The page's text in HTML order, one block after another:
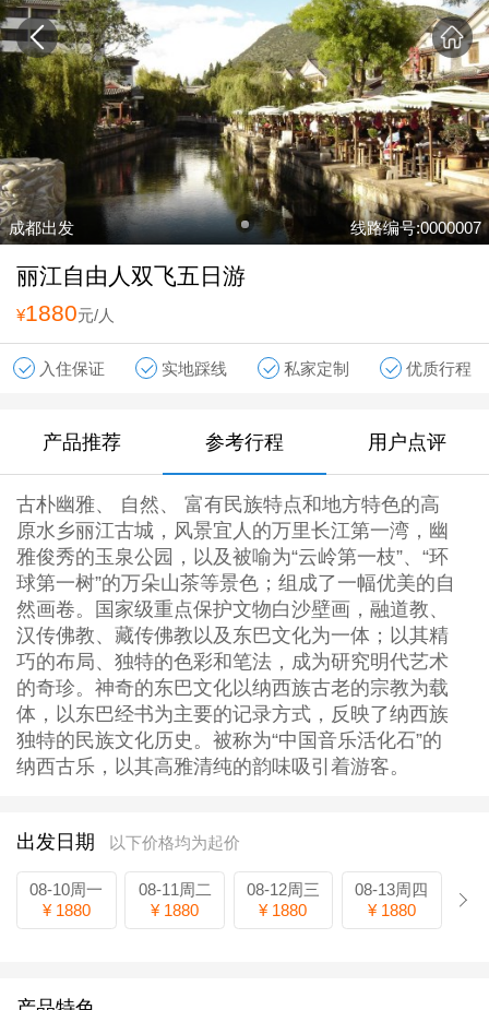
成都出发 线路编号:0000007
丽江自由人双飞五日游
¥1880元/人
入住保证 实地踩线 私家定制 优质行程
产品推荐 参考行程 用户点评
古朴幽雅、 自然、 富有民族特点和地方特色的高
原水乡丽江古城，风景宜人的万里长江第一湾，幽
雅俊秀的玉泉公园，以及被喻为“云岭第一枝”、“环
球第一树”的万朵山茶等景色；组成了一幅优美的自
然画卷。国家级重点保护文物白沙壁画，融道教、
汉传佛教、藏传佛教以及东巴文化为一体；以其精
巧的布局、独特的色彩和笔法，成为研究明代艺术
的奇珍。神奇的东巴文化以纳西族古老的宗教为载
体，以东巴经书为主要的记录方式，反映了纳西族
独特的民族文化历史。被称为“中国音乐活化石”的
纳西古乐，以其高雅清纯的韵味吸引着游客。
出发日期 以下价格均为起价
08-10周一
¥ 1880
08-11周二
¥ 1880
08-12周三
¥ 1880
08-13周四
¥ 1880